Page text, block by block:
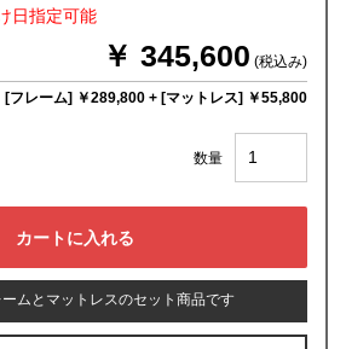
指定可能
￥ 345,600 (税込み)
[フレーム] ￥289,800 + [マットレス] ￥55,800
数量
ームとマットレスのセット商品です